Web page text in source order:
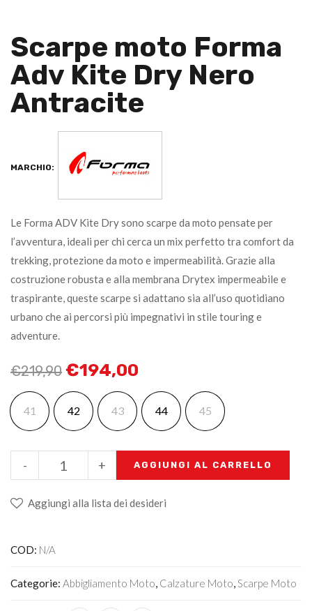
Scarpe moto Forma
Adv Kite Dry Nero
Antracite
MARCHIO:
Le Forma ADV Kite Dry sono scarpe da moto pensate per
l’avventura, ideali per chi cerca un mix perfetto tra comfort da
trekking, protezione da moto e impermeabilità. Grazie alla
costruzione robusta e alla membrana Drytex impermeabile e
traspirante, queste scarpe si adattano sia all’uso quotidiano
urbano che ai percorsi più impegnativi in stile touring e
adventure.
€219,90 €194,00
41 42 43 44 45
+
- AGGIUNGI AL CARRELLO
Aggiungi alla lista dei desideri
COD: N/A
Categorie: Abbigliamento Moto, Calzature Moto,Scarpe Moto